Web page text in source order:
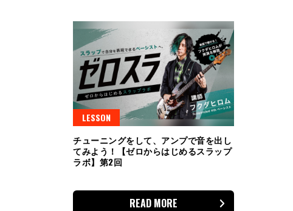
LESSON
チューニングをして、アンプで音を出し
てみよう！【ゼロからはじめるスラップ
ラボ】第2回
READ MORE